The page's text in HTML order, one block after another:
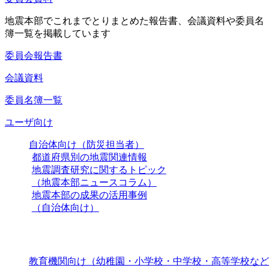
地震本部でこれまでとりまとめた報告書、会議資料や委員名
簿一覧を掲載しています
委員会報告書
会議資料
委員名簿一覧
ユーザ向け
自治体向け（防災担当者）
都道府県別の地震関連情報
地震調査研究に関するトピック
（地震本部ニュースコラム）
地震本部の成果の活用事例
（自治体向け）
教育機関向け（幼稚園・小学校・中学校・高等学校な